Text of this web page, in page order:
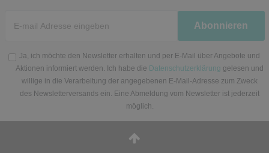
Honig
Abonnieren
Ja, ich möchte den Newsletter erhalten und per E-Mail über Angebote und
Aktionen informiert werden. Ich habe die Datenschutzerklärung gelesen und
willige in die Verarbeitung der angegebenen E-Mail-Adresse zum Zweck
des Newsletterversands ein. Eine Abmeldung vom Newsletter ist jederzeit
möglich.